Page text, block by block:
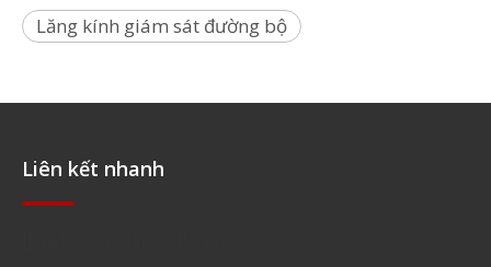
Lăng kính giám sát đường bộ
Liên kết nhanh